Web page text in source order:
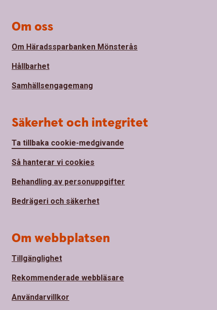
Om oss
Om Häradssparbanken Mönsterås
Hållbarhet
Samhällsengagemang
Säkerhet och integritet
Ta tillbaka cookie-medgivande
Så hanterar vi cookies
Behandling av personuppgifter
Bedrägeri och säkerhet
Om webbplatsen
Tillgänglighet
Rekommenderade webbläsare
Användarvillkor